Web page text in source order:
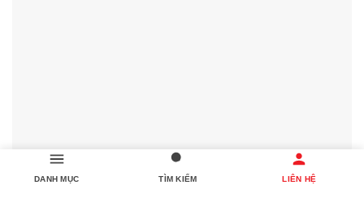
DANH MỤC TÌM KIẾM LIÊN HỆ